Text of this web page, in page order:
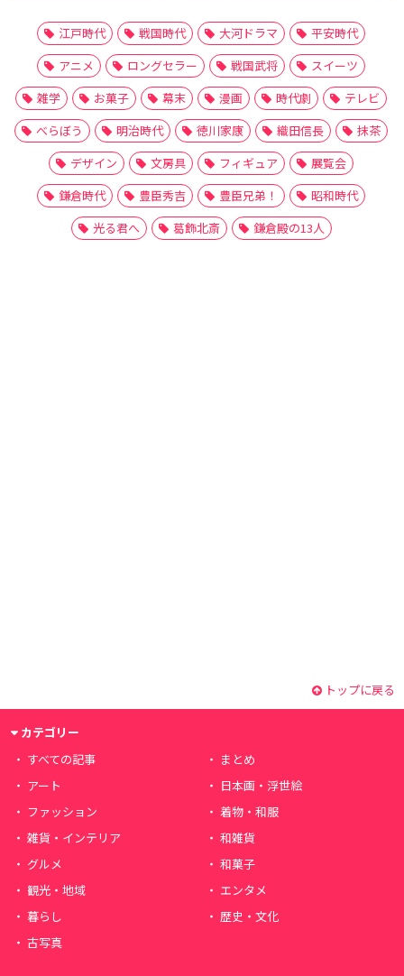
江戸時代 戦国時代 大河ドラマ
平安時代
アニメ
ロングセラー 戦国武将
スイーツ
雑学
お菓子 幕末 漫画 時代劇
テレビ
べらぼう
明治時代 徳川家康 織田信長
抹茶
デザイン
文房具 フィギュア
展覧会
鎌倉時代
豊臣秀吉 豊臣兄弟！
昭和時代
光る君へ
葛飾北斎 鎌倉殿の13人
トップに戻る
カテゴリー
すべての記事
まとめ
アート
日本画・浮世絵
ファッション
着物・和服
雑貨・インテリア
和雑貨
グルメ
和菓子
観光・地域
エンタメ
暮らし
歴史・文化
古写真